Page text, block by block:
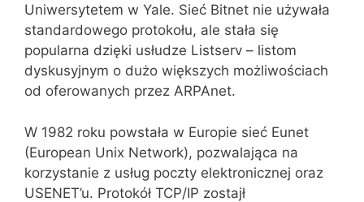
Uniwersytetem w Yale. Sieć Bitnet nie używała
standardowego protokołu, ale stała się
popularna dzięki usłudze Listserv – listom
dyskusyjnym o dużo większych możliwościach
od oferowanych przez ARPAnet.
W 1982 roku powstała w Europie sieć Eunet
(European Unix Network), pozwalająca na
korzystanie z usług poczty elektronicznej oraz
USENET’u. Protokół TCP/IP zostajł